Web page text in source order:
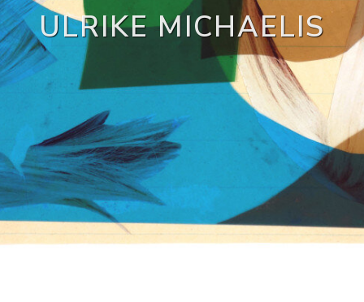
ULRIKE MICHAELIS